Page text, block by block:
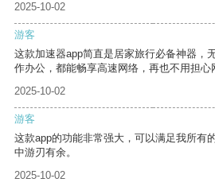
2025-10-02
游客
这款加速器app简直是居家旅行必备神器，
作办公，都能畅享高速网络，再也不用担心
2025-10-02
游客
这款app的功能非常强大，可以满足我所有
中游刃有余。
2025-10-02